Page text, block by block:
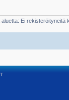
Ei rekisteröityneitä